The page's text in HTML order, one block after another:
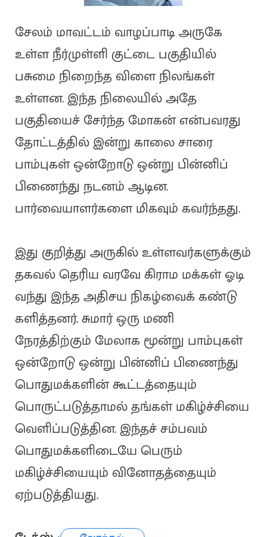
சேலம் மாவட்டம் வாழப்பாடி அருகே
உள்ள நீர்முள்ளி குட்டை பகுதியில்
பசுமை நிறைந்த விளை நிலங்கள்
உள்ளன. இந்த நிலையில் அதே
பகுதியைச் சேர்ந்த மோகன் என்பவரது
தோட்டத்தில் இன்று காலை சாரை
பாம்புகள் ஒன்றோடு ஒன்று பின்னிப்
பிணைந்து நடனம் ஆடின.
பார்வையாளர்களை மிகவும் கவர்ந்தது.
இது குறித்து அருகில் உள்ளவர்களுக்கும்
தகவல் தெரிய வரவே கிராம மக்கள் ஓடி
வந்து இந்த அதிசய நிகழ்வைக் கண்டு
களித்தனர். சுமார் ஒரு மணி
நேரத்திற்கும் மேலாக மூன்று பாம்புகள்
ஒன்றோடு ஒன்று பின்னிப் பிணைந்து
பொதுமக்களின் கூட்டத்தையும்
பொருட்படுத்தாமல் தங்கள் மகிழ்ச்சியை
வெளிப்படுத்தின. இந்தச் சம்பவம்
பொதுமக்களிடையே பெரும்
மகிழ்ச்சியையும் வினோதத்தையும்
ஏற்படுத்தியது.